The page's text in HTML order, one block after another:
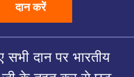
दान करें
सभी दान पर भारतीय